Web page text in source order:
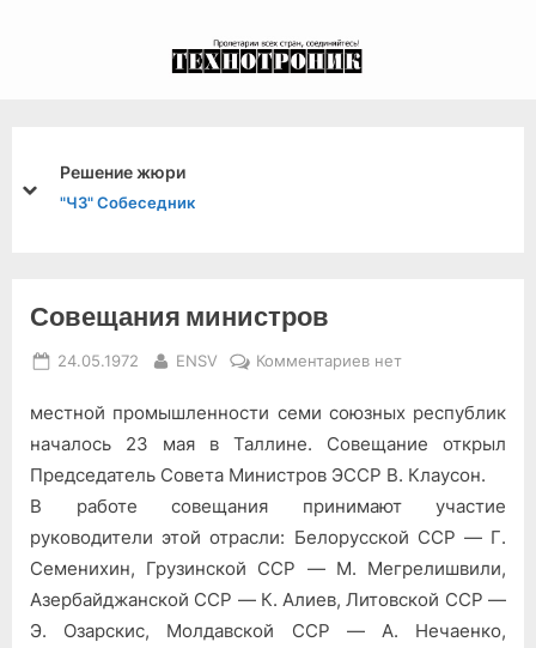
Решение жюри
"ЧЗ" Собеседник
prev
next
Совещания министров
Posted
24.05.1972 By
ENSV Комментариевк
Совещания
министров
нет
местной промышленности семи союзных республик
началось 23 мая в Таллине. Совещание открыл
Председатель Совета Министров ЭССР В. Клаусон.
В работе совещания принимают участие
руководители этой отрасли: Белорусской ССР — Г.
Семенихин, Грузинской ССР — М. Мегрелишвили,
Азербайджанской ССР — К. Алиев, Литовской ССР —
Э. Озарскис, Молдавской ССР — А. Нечаенко,